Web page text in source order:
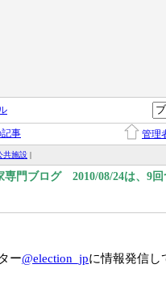
事 管理
共施設 |
専門ブログ 2010/08/24は、9回
ー@election_jpに情報発信し